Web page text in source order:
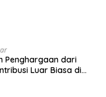
Penghargaan dari
Luar Biasa di